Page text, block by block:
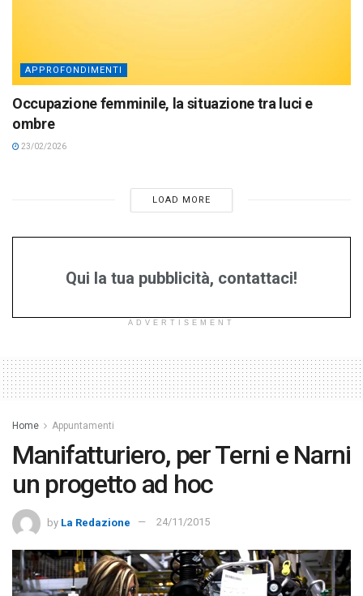
APPROFONDIMENTI
Occupazione femminile, la situazione tra luci e
ombre
23/02/2026
LOAD MORE
Qui la tua pubblicità, contattaci!
ADVERTISEMENT
Home Appuntamenti
Manifatturiero, per Terni e Narni
un progetto ad hoc
by La Redazione 24/11/2015